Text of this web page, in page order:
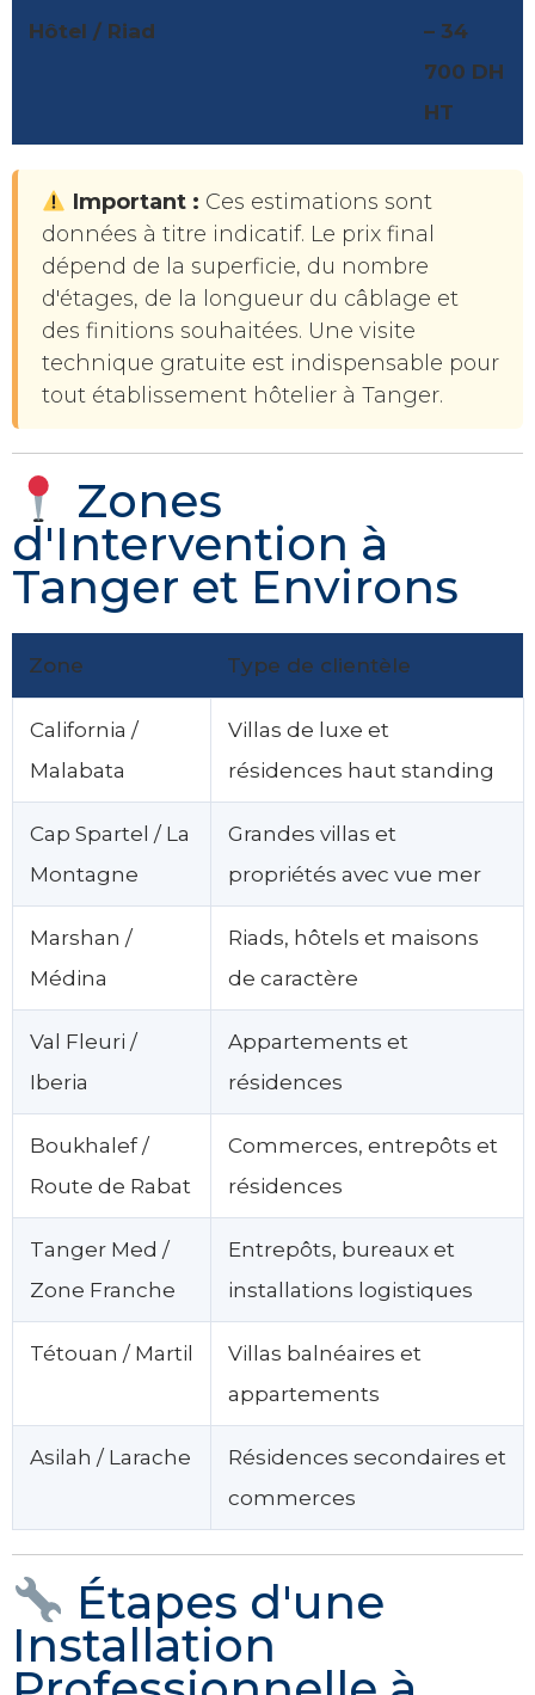
Hôtel / Riad
– 34
700 DH
HT
Important : Ces estimations sont
données à titre indicatif. Le prix final
dépend de la superficie, du nombre
d'étages, de la longueur du câblage et
des finitions souhaitées. Une visite
technique gratuite est indispensable pour
tout établissement hôtelier à Tanger.
Zones
d'Intervention à
Tanger et Environs
Zone Type de clientèle
California /
Malabata
Villas de luxe et
résidences haut standing
Cap Spartel / La
Montagne
Grandes villas et
propriétés avec vue mer
Marshan /
Médina
Riads, hôtels et maisons
de caractère
Val Fleuri /
Iberia
Appartements et
résidences
Boukhalef /
Route de Rabat
Commerces, entrepôts et
résidences
Tanger Med /
Zone Franche
Entrepôts, bureaux et
installations logistiques
Tétouan / Martil
Villas balnéaires et
appartements
Asilah / Larache
Résidences secondaires et
commerces
Étapes d'une
Installation